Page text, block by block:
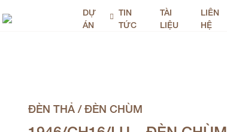
DỰ
ÁN
TIN
TỨC
TÀI
LIỆU
LIÊN
HỆ
ĐÈN THẢ / ĐÈN CHÙM